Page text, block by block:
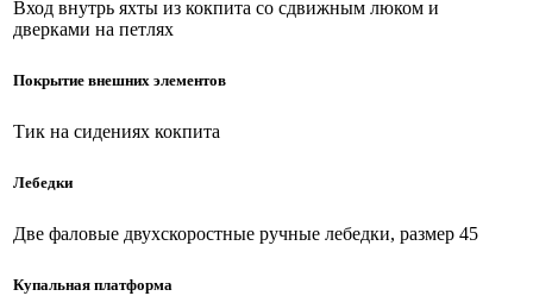
Вход внутрь яхты из кокпита со сдвижным люком и
дверками на петлях
Покрытие внешних элементов
Тик на сидениях кокпита
Лебедки
Две фаловые двухскоростные ручные лебедки, размер 45
Купальная платформа